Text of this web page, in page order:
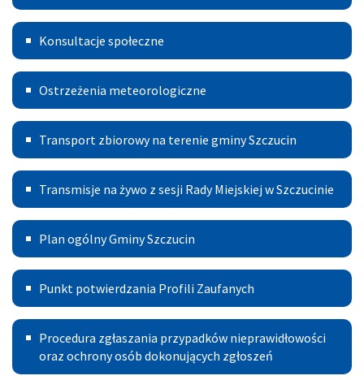
Projekt
Wymiany
Kotłów
Konsultacje
Konsultacje społeczne
Ostrzeżenia
meteorologiczne
Ostrzeżenia meteorologiczne
Transport
Publiczny
Transport zbiorowy na terenie gminy Szczucin
Transmisje
na
żywo
z
sesji
Rady
Miejskiej
Transmisje na żywo z sesji Rady Miejskiej w Szczucinie
Plan
ogólny
Gminy
Szczucin
Plan ogólny Gminy Szczucin
Punkt
potwierdzania
Profili
Zaufanych
Punkt potwierdzania Profili Zaufanych
Procedura
zgłoszeń
Procedura zgłaszania przypadków nieprawidłowości
oraz ochrony osób dokonujących zgłoszeń